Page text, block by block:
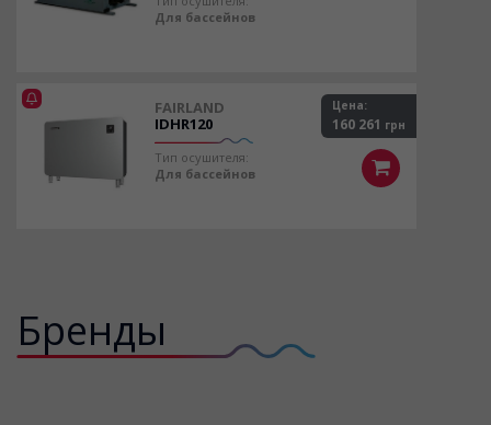
Для бассейнов
FAIRLAND
IDHR120
Тип осушителя:
Для бассейнов
Цена:
160 261 грн
Бренды